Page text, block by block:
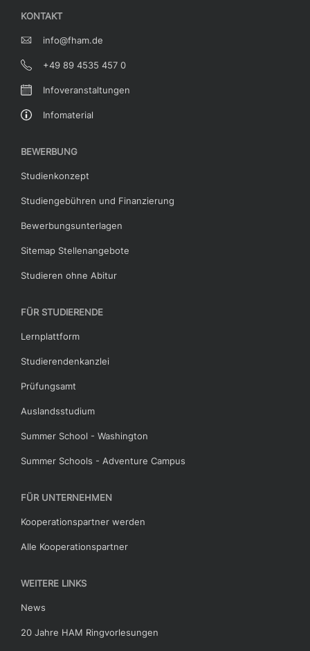
KONTAKT
info@fham.de
+49 89 4535 457 0
Infoveranstaltungen
Infomaterial
BEWERBUNG
Studienkonzept
Studiengebühren und Finanzierung
Bewerbungsunterlagen
Sitemap Stellenangebote
Studieren ohne Abitur
FÜR STUDIERENDE
Lernplattform
Studierendenkanzlei
Prüfungsamt
Auslandsstudium
Summer School - Washington
Summer Schools - Adventure Campus
FÜR UNTERNEHMEN
Kooperationspartner werden
Alle Kooperationspartner
WEITERE LINKS
News
20 Jahre HAM Ringvorlesungen